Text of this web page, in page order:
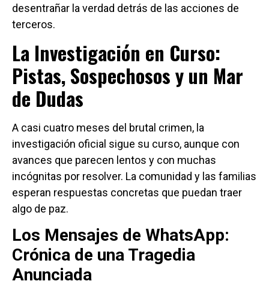
desentrañar la verdad detrás de las acciones de
terceros.
La Investigación en Curso:
Pistas, Sospechosos y un Mar
de Dudas
A casi cuatro meses del brutal crimen, la
investigación oficial sigue su curso, aunque con
avances que parecen lentos y con muchas
incógnitas por resolver. La comunidad y las familias
esperan respuestas concretas que puedan traer
algo de paz.
Los Mensajes de WhatsApp:
Crónica de una Tragedia
Anunciada